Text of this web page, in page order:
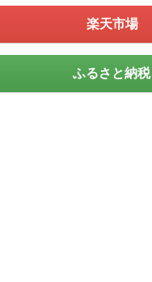
楽天市場
ふるさと納税